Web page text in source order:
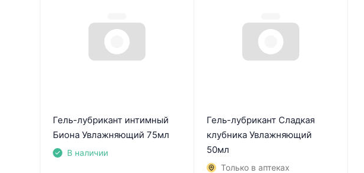
Гель-лубрикант интимный
Биона Увлажняющий 75мл
В наличии
Гель-лубрикант Сладкая
клубника Увлажняющий
50мл
Только в аптеках